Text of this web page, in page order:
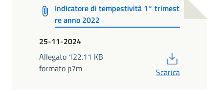
Indicatore di tempestività 1° trimest
re anno 2022
25-11-2024
Allegato 122.11 KB
formato p7m
Scarica